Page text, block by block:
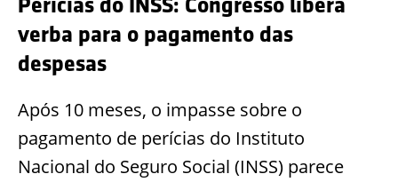
Perícias do INSS: Congresso libera
verba para o pagamento das
despesas
Após 10 meses, o impasse sobre o
pagamento de perícias do Instituto
Nacional do Seguro Social (INSS) parece